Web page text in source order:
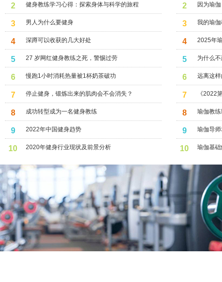
2 健身教练学习心得：探索身体与科学的旅程
3 男人为什么要健身
4 深蹲可以收获的几大好处
5 27 岁网红健身教练之死，警惕过劳
6 慢跑1小时消耗热量被1杯奶茶破功
7 停止健身，锻炼出来的肌肉会不会消失？
8 成功转型成为一名健身教练
9 2022年中国健身趋势
10 2020年健身行业现状及前景分析
2 因为瑜
3 我的瑜
4 2025年
5 为什么
6 远离这
7 《2022
伽开启
8 瑜伽教
9 瑜伽导
10 瑜伽基